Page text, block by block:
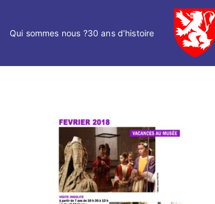
Qui sommes nous ?30 ans d’histoire